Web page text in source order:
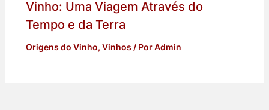
Vinho: Uma Viagem Através do
Tempo e da Terra
Origens do Vinho, Vinhos / PorAdmin